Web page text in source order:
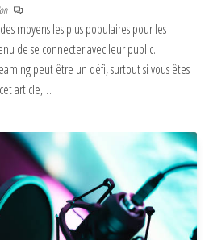
moyens les plus populaires pour les
de se connecter avec leur public.
peut être un défi, surtout si vous êtes
article,…